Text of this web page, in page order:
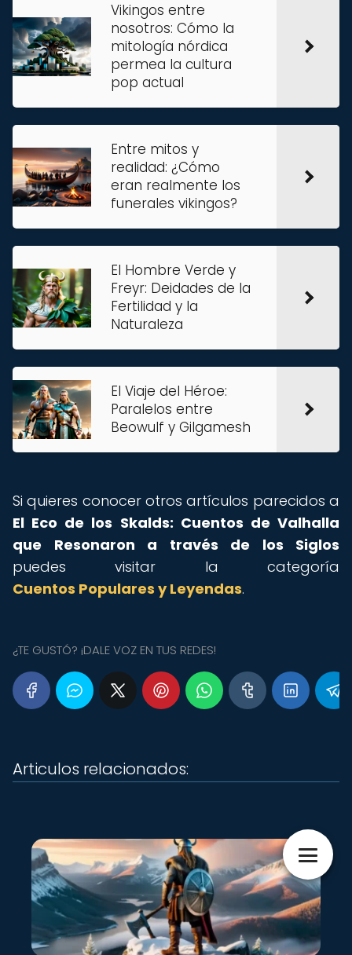
Vikingos entre
nosotros: Cómo la
mitología nórdica
permea la cultura
pop actual
Entre mitos y
realidad: ¿Cómo
eran realmente los
funerales vikingos?
El Hombre Verde y
Freyr: Deidades de la
Fertilidad y la
Naturaleza
El Viaje del Héroe:
Paralelos entre
Beowulf y Gilgamesh
Si quieres conocer otros artículos parecidos a
El Eco de los Skalds: Cuentos de Valhalla
que Resonaron a través de los Siglos
puedes visitar la categoría
Cuentos Populares y Leyendas.
¿TE GUSTÓ? ¡DALE VOZ EN TUS REDES!
Articulos relacionados: